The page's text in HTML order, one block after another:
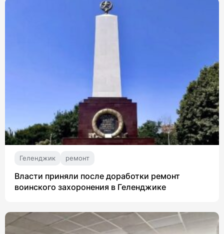
Геленджик ремонт
Власти приняли после доработки ремонт
воинского захоронения в Геленджике